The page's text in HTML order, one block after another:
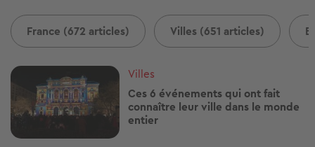
France (672 articles) Villes (651 articles)
Image
Villes
Ces 6 événements qui ont fait
connaître leur ville dans le monde
entier